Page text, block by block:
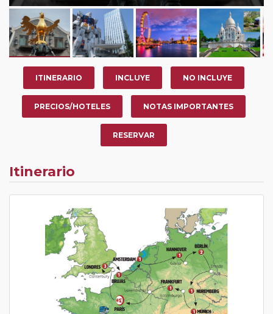
Pasajero Club:este circuito, en cualquier época del
año, ofrece a los pasajeros que ya hayan viajado con
nosotros en los últimos 3 años y que pertenezcan a
nuestro Club de Pasajeros (cuya obtención se realiza
tras rellenar el cuestionario de satisfacción en "Mi viaje")
o los que estén en luna de miel contarán con un
descuento del 5%.
ITINERARIO INCLUYE NO INCLUYE
PRECIOS/HOTELES NOTAS IMPORTANTES
RESERVAR
Itinerario